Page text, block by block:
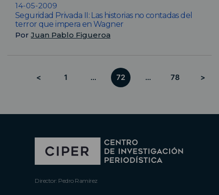
14-05-2009
Seguridad Privada II: Las historias no contadas del
terror que impera en Wagner
Por Juan Pablo Figueroa
< 1 … 72 … 78 >
Director: Pedro Ramírez